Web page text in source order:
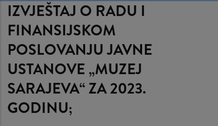
IZVJEŠTAJ O RADU I
FINANSIJSKOM
POSLOVANJU JAVNE
USTANOVE „MUZEJ
SARAJEVA“ ZA 2023.
GODINU;